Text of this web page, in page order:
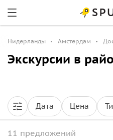
Нидерланды Амстердам
Экскурсии в
Дата Цена
11 предложений